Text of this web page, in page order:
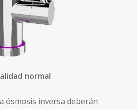
d normal
ósmosis inversa deberán